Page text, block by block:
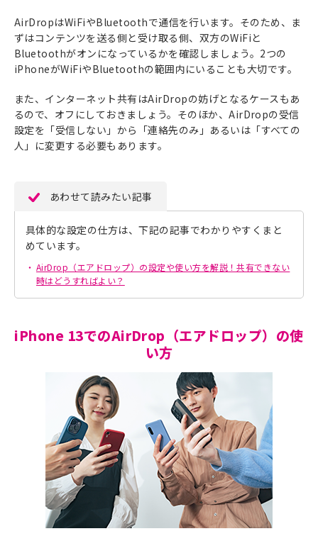
AirDropはWiFiやBluetoothで通信を行います。そのため、ま
ずはコンテンツを送る側と受け取る側、双方のWiFiと
Bluetoothがオンになっているかを確認しましょう。2つの
iPhoneがWiFiやBluetoothの範囲内にいることも大切です。
また、インターネット共有はAirDropの妨げとなるケースもあ
るので、オフにしておきましょう。そのほか、AirDropの受信
設定を「受信しない」から「連絡先のみ」あるいは「すべての
人」に変更する必要もあります。
あわせて読みたい記事
具体的な設定の仕方は、下記の記事でわかりやすくまと
めています。
AirDrop（エアドロップ）の設定や使い方を解説！共有できない
時はどうすればよい？
iPhone 13でのAirDrop（エアドロップ）の使
い方